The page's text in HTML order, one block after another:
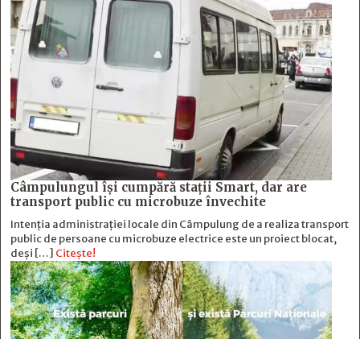
Câmpulungul îşi cumpără staţii Smart, dar are
transport public cu microbuze învechite
Intenția administrației locale din Câmpulung de a realiza transport
public de persoane cu microbuze electrice este un proiect blocat,
deși […] Citește!